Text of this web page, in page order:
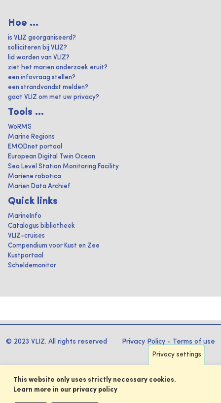
Hoe ...
is VLIZ georganiseerd?
solliciteren bij VLIZ?
lid worden van VLIZ?
ziet het marien onderzoek eruit?
een infovraag stellen?
een strandvondst melden?
gaat VLIZ om met uw privacy?
Tools ...
WoRMS
Marine Regions
EMODnet portaal
European Digital Twin Ocean
Sea Level Station Monitoring Facility
Mariene robotica
Marien Data Archief
Quick links
MarineInfo
Catalogus bibliotheek
VLIZ-cruises
Compendium voor Kust en Zee
Kustportaal
Scheldemonitor
© 2023 VLIZ. All rights reserved Privacy Policy - Terms of use
Privacy settings
This website only uses strictly necessary cookies.
Learn more in our privacy policy